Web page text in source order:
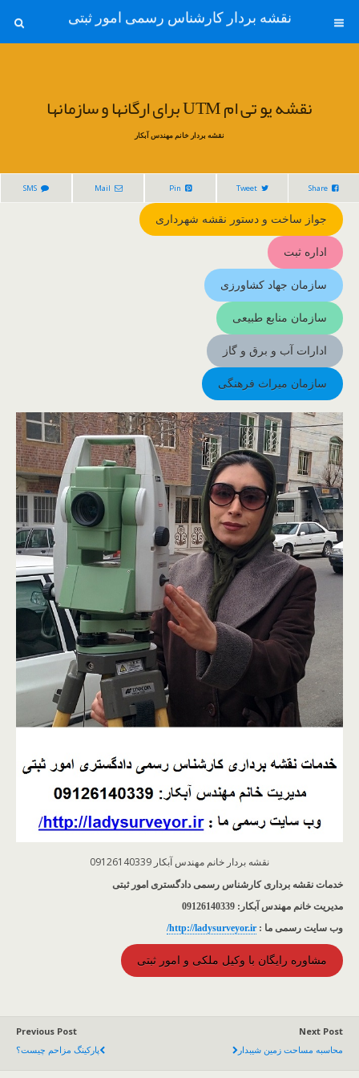
نقشه بردار کارشناس رسمی امور ثبتی
نقشه یو تی ام UTM برای ارگانها و سازمانها
نقشه بردار خانم مهندس آبکار
Share
Tweet
Pin
Mail
SMS
جواز ساخت و دستور نقشه شهرداری
اداره ثبت
سازمان جهاد کشاورزی
سازمان منابع طبیعی
ادارات آب و برق و گاز
سازمان میراث فرهنگی
نقشه بردار خانم مهندس آبکار 09126140339
خدمات نقشه برداری کارشناس رسمی دادگستری امور ثبتی
مدیریت خانم مهندس آبکار: 09126140339
وب سایت رسمی ما : http://ladysurveyor.ir/
مشاوره رایگان با وکیل ملکی و امور ثبتی
Previous Post
پارکینگ مزاحم چیست؟
Next Post
محاسبه مساحت زمین شیبدار